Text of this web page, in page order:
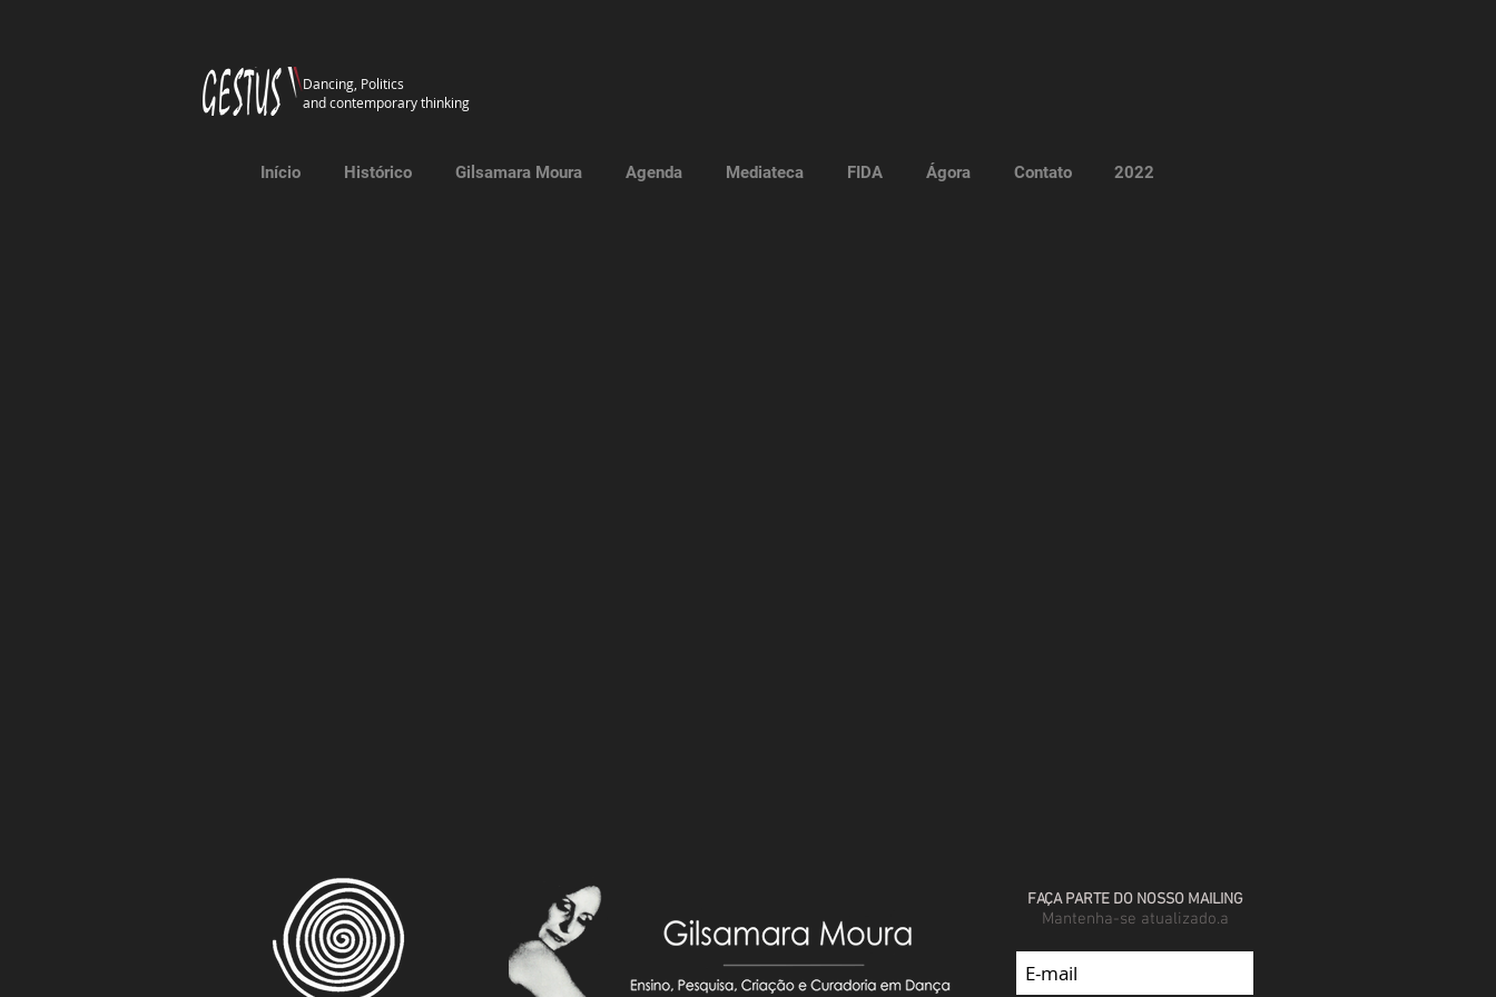
Dancing, Politics
and contemporary thinking
Início Histórico Gilsamara Moura Agenda Mediateca FIDA Ágora Contato 2022
FAÇA PARTE DO NOSSO MAILING
Mantenha-se atualizado.a